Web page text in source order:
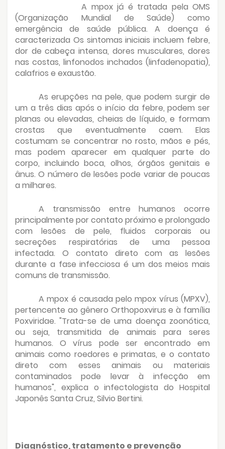
A mpox já é tratada pela OMS
(Organização Mundial de Saúde) como
emergência de saúde pública. A doença é
caracterizada Os sintomas iniciais incluem febre,
dor de cabeça intensa, dores musculares, dores
nas costas, linfonodos inchados (linfadenopatia),
calafrios e exaustão.
As erupções na pele, que podem surgir de
um a três dias após o início da febre, podem ser
planas ou elevadas, cheias de líquido, e formam
crostas que eventualmente caem. Elas
costumam se concentrar no rosto, mãos e pés,
mas podem aparecer em qualquer parte do
corpo, incluindo boca, olhos, órgãos genitais e
ânus. O número de lesões pode variar de poucas
a milhares.
A transmissão entre humanos ocorre
principalmente por contato próximo e prolongado
com lesões de pele, fluidos corporais ou
secreções respiratórias de uma pessoa
infectada. O contato direto com as lesões
durante a fase infecciosa é um dos meios mais
comuns de transmissão.
A mpox é causada pelo mpox vírus (MPXV),
pertencente ao gênero Orthopoxvirus e à família
Poxviridae. "Trata-se de uma doença zoonótica,
ou seja, transmitida de animais para seres
humanos. O vírus pode ser encontrado em
animais como roedores e primatas, e o contato
direto com esses animais ou materiais
contaminados pode levar à infecção em
humanos", explica o infectologista do Hospital
Japonês Santa Cruz, Silvio Bertini.
Diagnóstico, tratamento e prevenção